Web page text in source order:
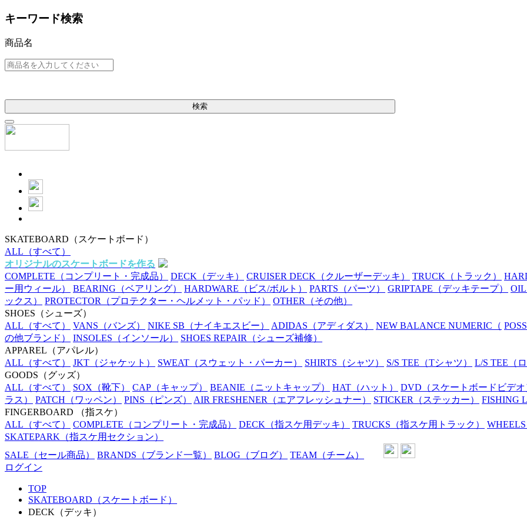
キーワード検索
商品名
検索
SKATEBOARD （スケートボード）
ALL （すべて）
オリジナルのスケートボードを作る
COMPLETE （コンプリート・完成品） DECK （デッキ） CRUISER DECK （クルーザーデッキ） TRUCK （トラック）
ー用ウィール）
BEARING （ベアリング） HARDWARE （ビス/ボルト） PARTS （パーツ） GRIPTAPE （デッキテープ） OIL
ックス）
PROTECTOR （プロテクター・ヘルメット・パッド） OTHER （その他）
SHOES （シューズ）
ALL （すべて） VANS （バンズ） NIKE SB （ナイキエスビー） ADIDAS （アディダス） NEW BALANCE NUMERIC （
の他ブランド）
INSOLES （インソール） SHOES REPAIR （シューズ補修）
APPAREL （アパレル）
ALL （すべて） JKT （ジャケット） SWEAT （スウェット・パーカー） SHIRTS （シャツ） S/S TEE （Tシャツ） L/S TEE （
GOODS （グッズ）
ALL （すべて） SOX （靴下） CAP （キャップ） BEANIE （ニットキャップ） HAT （ハット） DVD （スケートボードビデオ
ラス）
PATCH （ワッペン） PINS （ピンズ） AIR FRESHENER （エアフレッシュナー） STICKER （ステッカー） FISHING
FINGERBOARD
（指スケ）
ALL （すべて） COMPLETE （コンプリート・完成品） DECK （指スケ用デッキ） TRUCKS （指スケ用トラック） WHEELS
SKATEPARK （指スケ用セクション）
SALE （セール商品） BRANDS （ブランド一覧） BLOG （ブログ） TEAM （チーム）
ログイン
TOP
SKATEBOARD（スケートボード）
DECK（デッキ）